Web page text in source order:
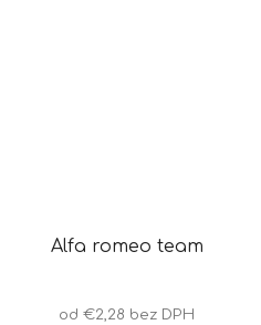
Alfa romeo team
od €2,28 bez DPH